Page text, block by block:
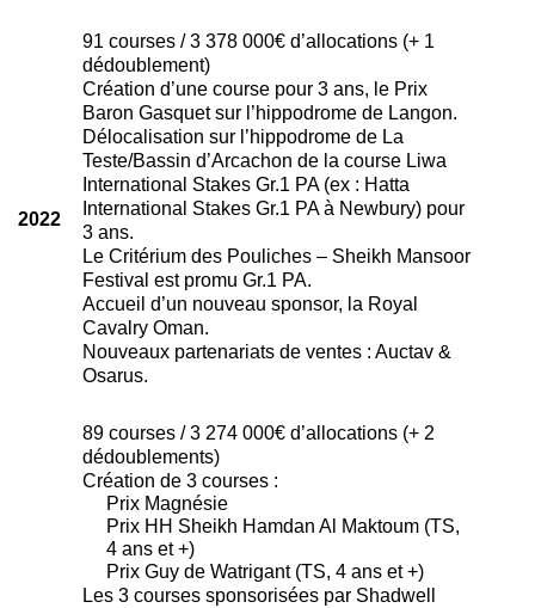
2022
91 courses / 3 378 000€ d’allocations (+ 1
dédoublement)
Création d’une course pour 3 ans, le Prix
Baron Gasquet sur l’hippodrome de Langon.
Délocalisation sur l’hippodrome de La
Teste/Bassin d’Arcachon de la course Liwa
International Stakes Gr.1 PA (ex : Hatta
International Stakes Gr.1 PA à Newbury) pour
3 ans.
Le Critérium des Pouliches – Sheikh Mansoor
Festival est promu Gr.1 PA.
Accueil d’un nouveau sponsor, la Royal
Cavalry Oman.
Nouveaux partenariats de ventes : Auctav &
Osarus.
89 courses / 3 274 000€ d’allocations (+ 2
dédoublements)
Création de 3 courses :
Prix Magnésie
Prix HH Sheikh Hamdan Al Maktoum (TS,
4 ans et +)
Prix Guy de Watrigant (TS, 4 ans et +)
Les 3 courses sponsorisées par Shadwell